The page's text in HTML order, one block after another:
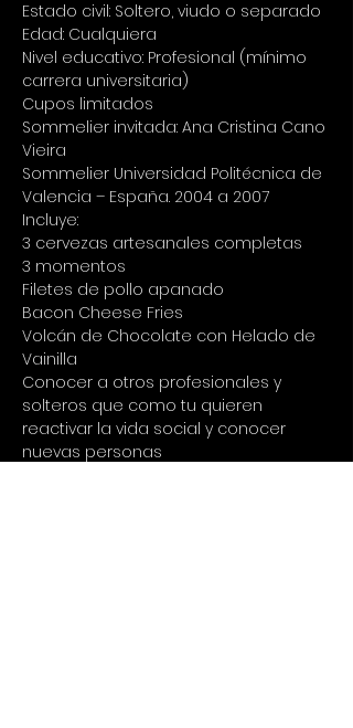
Estado civil: Soltero, viudo o separado
Edad: Cualquiera
Nivel educativo: Profesional (mínimo
carrera universitaria)
Cupos limitados
Sommelier invitada: Ana Cristina Cano
Vieira
Sommelier Universidad Politécnica de
Valencia – España. 2004 a 2007
Incluye:
3 cervezas artesanales completas
3 momentos
Filetes de pollo apanado
Bacon Cheese Fries
Volcán de Chocolate con Helado de
Vainilla
Conocer a otros profesionales y
solteros que como tu quieren
reactivar la vida social y conocer
nuevas personas